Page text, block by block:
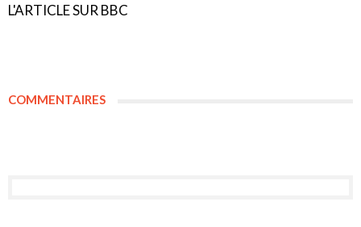
L'ARTICLE SUR BBC
COMMENTAIRES